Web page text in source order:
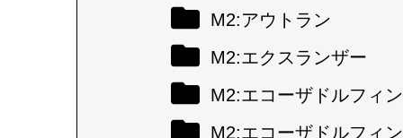
M2:アウトラン
M2:エクスランザー
M2:エコーザドルフィン
M2:エコーザドルフィ